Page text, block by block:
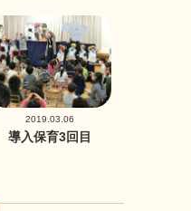
2019.03.06
導入保育3回目